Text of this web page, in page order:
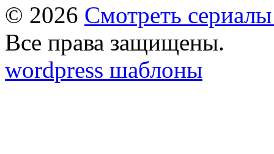
© 2026 Смотреть
Все права защищены.
wordpress шаблоны